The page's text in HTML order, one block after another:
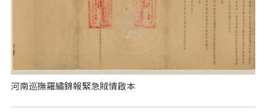
河南巡撫羅繡錦報緊急賊情啟本